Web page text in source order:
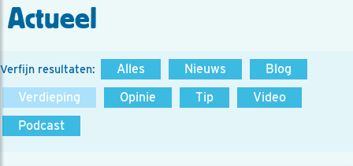
Actueel
Verfijn resultaten: Alles Nieuws
Blog
Verdieping
Opinie Tip
Video
Podcast